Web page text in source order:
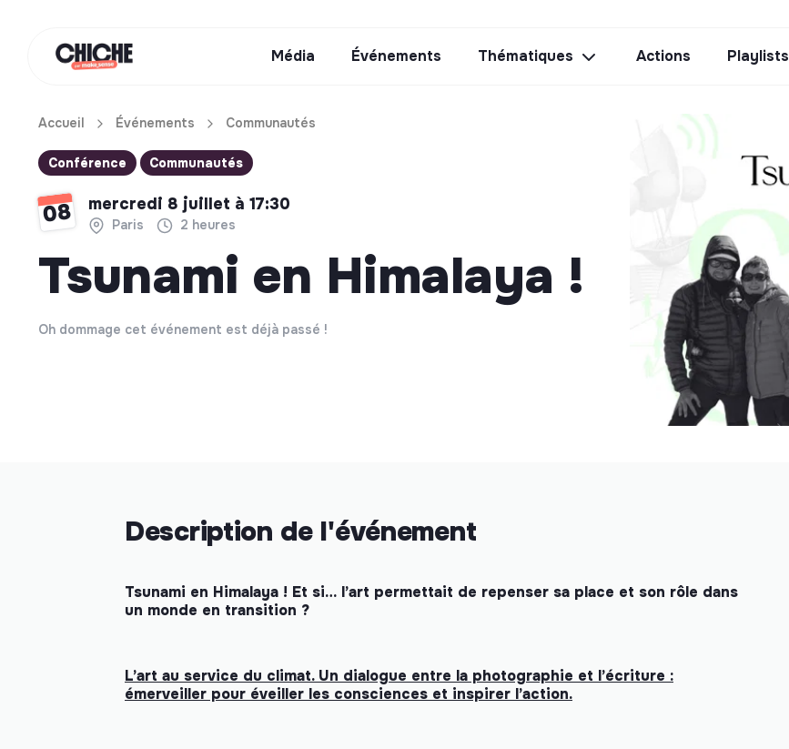
Média Événements Thématiques Actions Playlists
Accueil Événements Communautés
Conférence Communautés
08 mercredi 8 juillet à 17:30
Paris 2 heures
Tsunami en Himalaya !
Oh dommage cet événement est déjà passé !
Description de l'événement
Tsunami en Himalaya ! Et si… l’art permettait de repenser sa place et son rôle dans
un monde en transition ?
L’art au service du climat. Un dialogue entre la photographie et l’écriture :
émerveiller pour éveiller les consciences et inspirer l’action.